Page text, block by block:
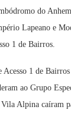
do
Lapeano e
1 de Bairros.
Acesso 1 de
ao Grupo
Alpina caíram